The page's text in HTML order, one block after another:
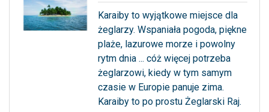
Karaiby to wyjątkowe miejsce dla
żeglarzy. Wspaniała pogoda, piękne
plaże, lazurowe morze i powolny
rytm dnia ... cóż więcej potrzeba
żeglarzowi, kiedy w tym samym
czasie w Europie panuje zima.
Karaiby to po prostu Żeglarski Raj.